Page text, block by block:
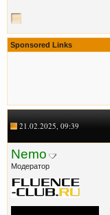
Sponsored Links
21.02.2025, 09:39
Nemo
Модератор